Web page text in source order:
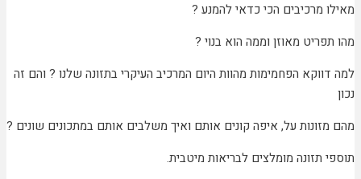
מאילו מרכיבים הכי כדאי להמנע ?
מהו תפריט מאוזן וממה הוא בנוי ?
למה דווקא הפחמימות מהוות היום המרכיב העיקרי בתזונה שלנו ? והם זה
נכון
מהם מזונות על, איפה קונים אותם ואיך משלבים אותם במתכונים שונים ?
תוספי תזונה מומלצים לבריאות מיטבית.